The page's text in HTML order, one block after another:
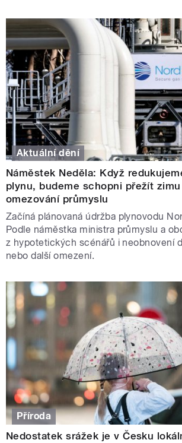
Aktuální dění
Náměstek Neděla: Když
plynu, budeme schopni přežít
omezování průmyslu
Začíná plánovaná údržba plynovodu
Podle náměstka ministra průmyslu a
z hypotetických scénářů i neobnovení
nebo další omezení.
Příroda
Nedostatek srážek je v Česku